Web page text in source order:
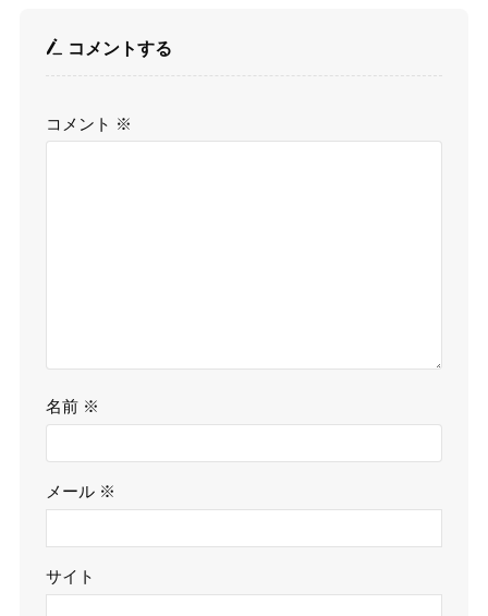
コメントする
コメント ※
名前 ※
メール ※
サイト